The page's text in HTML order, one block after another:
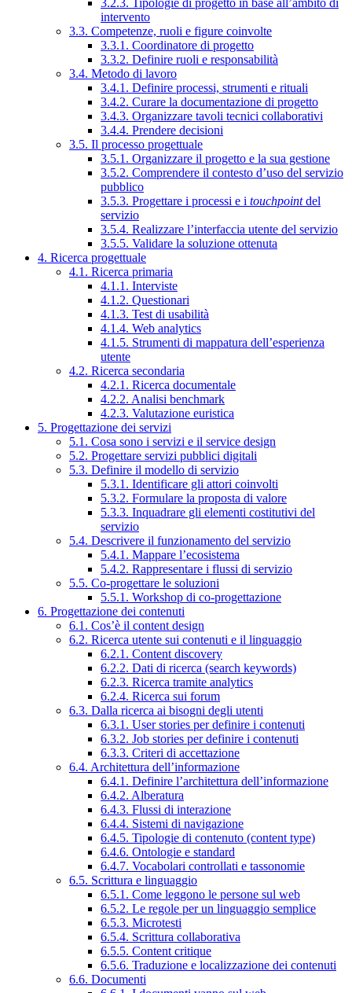
3.2.3. Tipologie di progetto in base all’ambito di
intervento
3.3. Competenze, ruoli e figure coinvolte
3.3.1. Coordinatore di progetto
3.3.2. Definire ruoli e responsabilità
3.4. Metodo di lavoro
3.4.1. Definire processi, strumenti e rituali
3.4.2. Curare la documentazione di progetto
3.4.3. Organizzare tavoli tecnici collaborativi
3.4.4. Prendere decisioni
3.5. Il processo progettuale
3.5.1. Organizzare il progetto e la sua gestione
3.5.2. Comprendere il contesto d’uso del servizio
pubblico
3.5.3. Progettare i processi e i touchpointdel
servizio
3.5.4. Realizzare l’interfaccia utente del servizio
3.5.5. Validare la soluzione ottenuta
4. Ricerca progettuale
4.1. Ricerca primaria
4.1.1. Interviste
4.1.2. Questionari
4.1.3. Test di usabilità
4.1.4. Web analytics
4.1.5. Strumenti di mappatura dell’esperienza
utente
4.2. Ricerca secondaria
4.2.1. Ricerca documentale
4.2.2. Analisi benchmark
4.2.3. Valutazione euristica
5. Progettazione dei servizi
5.1. Cosa sono i servizi e il service design
5.2. Progettare servizi pubblici digitali
5.3. Definire il modello di servizio
5.3.1. Identificare gli attori coinvolti
5.3.2. Formulare la proposta di valore
5.3.3. Inquadrare gli elementi costitutivi del
servizio
5.4. Descrivere il funzionamento del servizio
5.4.1. Mappare l’ecosistema
5.4.2. Rappresentare i flussi di servizio
5.5. Co-progettare le soluzioni
5.5.1. Workshop di co-progettazione
6. Progettazione dei contenuti
6.1. Cos’è il content design
6.2. Ricerca utente sui contenuti e il linguaggio
6.2.1. Content discovery
6.2.2. Dati di ricerca (search keywords)
6.2.3. Ricerca tramite analytics
6.2.4. Ricerca sui forum
6.3. Dalla ricerca ai bisogni degli utenti
6.3.1. User stories per definire i contenuti
6.3.2. Job stories per definire i contenuti
6.3.3. Criteri di accettazione
6.4. Architettura dell’informazione
6.4.1. Definire l’architettura dell’informazione
6.4.2. Alberatura
6.4.3. Flussi di interazione
6.4.4. Sistemi di navigazione
6.4.5. Tipologie di contenuto (content type)
6.4.6. Ontologie e standard
6.4.7. Vocabolari controllati e tassonomie
6.5. Scrittura e linguaggio
6.5.1. Come leggono le persone sul web
6.5.2. Le regole per un linguaggio semplice
6.5.3. Microtesti
6.5.4. Scrittura collaborativa
6.5.5. Content critique
6.5.6. Traduzione e localizzazione dei contenuti
6.6. Documenti